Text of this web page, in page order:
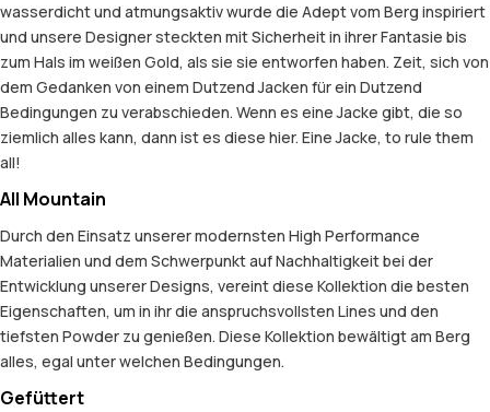
wasserdicht und atmungsaktiv wurde die Adept vom Berg inspiriert
und unsere Designer steckten mit Sicherheit in ihrer Fantasie bis
zum Hals im weißen Gold, als sie sie entworfen haben. Zeit, sich von
dem Gedanken von einem Dutzend Jacken für ein Dutzend
Bedingungen zu verabschieden. Wenn es eine Jacke gibt, die so
ziemlich alles kann, dann ist es diese hier. Eine Jacke, to rule them
all!
All Mountain
Durch den Einsatz unserer modernsten High Performance
Materialien und dem Schwerpunkt auf Nachhaltigkeit bei der
Entwicklung unserer Designs, vereint diese Kollektion die besten
Eigenschaften, um in ihr die anspruchsvollsten Lines und den
tiefsten Powder zu genießen. Diese Kollektion bewältigt am Berg
alles, egal unter welchen Bedingungen.
Gefüttert